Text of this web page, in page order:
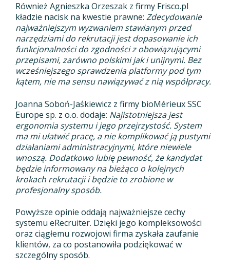
Również Agnieszka Orzeszak z firmy Frisco.pl
kładzie nacisk na kwestie prawne: Zdecydowanie
najważniejszym wyzwaniem stawianym przed
narzędziami do rekrutacji jest dopasowanie ich
funkcjonalności do zgodności z obowiązującymi
przepisami, zarówno polskimi jak i unijnymi. Bez
wcześniejszego sprawdzenia platformy pod tym
kątem, nie ma sensu nawiązywać z nią współpracy.
Joanna Soboń-Jaśkiewicz z firmy bioMérieux SSC
Europe sp. z o.o. dodaje: Najistotniejsza jest
ergonomia systemu i jego przejrzystość. System
ma mi ułatwić pracę, a nie komplikować ją pustymi
działaniami administracyjnymi, które niewiele
wnoszą. Dodatkowo lubię pewność, że kandydat
będzie informowany na bieżąco o kolejnych
krokach rekrutacji i będzie to zrobione w
profesjonalny sposób.
Powyższe opinie oddają najważniejsze cechy
systemu eRecruiter. Dzięki jego kompleksowości
oraz ciągłemu rozwojowi firma zyskała zaufanie
klientów, za co postanowiła podziękować w
szczególny sposób.